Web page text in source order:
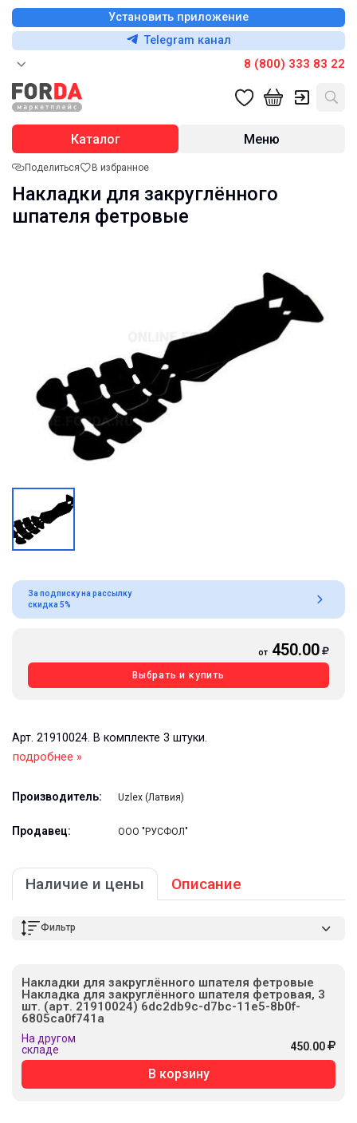
Установить приложение
Telegram канал
8 (800) 333 83 22
Каталог Меню
Поделиться В избранное
Накладки для закруглённого
шпателя фетровые
За подписку на рассылку
скидка 5%
от 450.00
Выбрать и купить
Арт. 21910024. В комплекте 3 штуки.
подробнее »
Производитель: Uzlex (Латвия)
Продавец: ООО "РУСФОЛ"
Наличие и цены Описание
Фильтр
Накладки для закруглённого шпателя фетровые
Накладка для закруглённого шпателя фетровая, 3
шт. (арт. 21910024) 6dc2db9c-d7bc-11e5-8b0f-
6805ca0f741a
На другом
складе
450.00
В корзину